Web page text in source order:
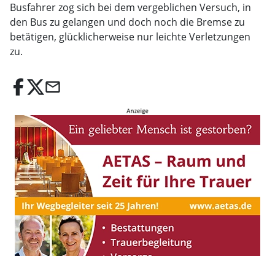
Busfahrer zog sich bei dem vergeblichen Versuch, in
den Bus zu gelangen und doch noch die Bremse zu
betätigen, glücklicherweise nur leichte Verletzungen
zu.
email